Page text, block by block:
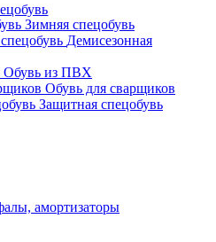
Зимняя спецобувь
Демисезонная
Обувь из ПВХ
Обувь для сварщиков
Защитная спецобувь
амортизаторы